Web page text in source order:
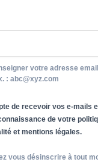
votre adresse
: abc@xyz.com
de recevoir vos e-mails
de votre
et mentions légales.
vous désinscrire à tout